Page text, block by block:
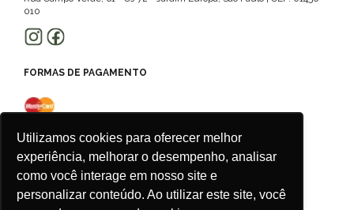
Utilizamos cookies para oferecer melhor
experiência, melhorar o desempenho, analisar
como você interage em nosso site e
personalizar conteúdo. Ao utilizar este site, você
010
FORMAS DE PAGAMENTO